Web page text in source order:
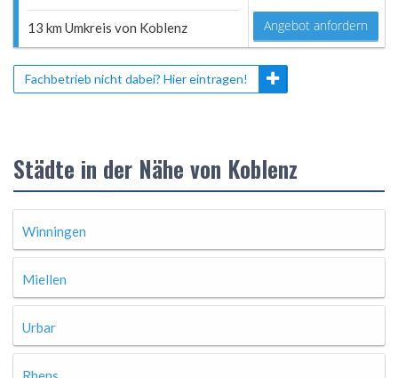
13 km Umkreis von Koblenz Angebot anfordern
Fachbetrieb nicht dabei? Hier eintragen!
Städte in der Nähe von Koblenz
Winningen
Miellen
Urbar